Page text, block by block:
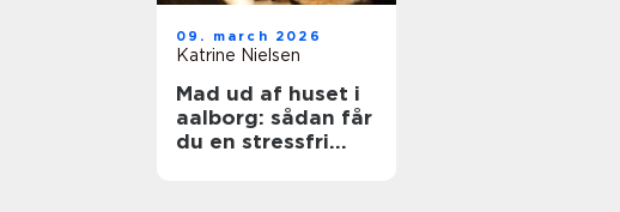
09. march 2026
Katrine Nielsen
Mad ud af huset i
aalborg: sådan får
du en stressfri